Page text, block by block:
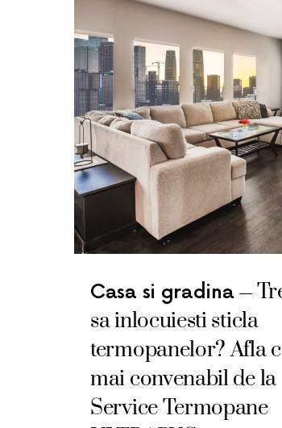
Casa si gradina
sa inlocuiesti sticla
termopanelor? Afla
mai convenabil de la
Service Termopane